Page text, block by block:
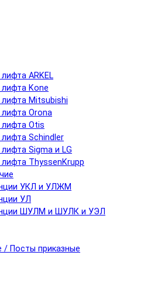
ARKEL
Kone
Mitsubishi
Orona
Otis
Schindler
Sigma и LG
ThyssenKrupp
УКЛ и УЛЖМ
УЛ
ШУЛМ и ШУЛК и УЭЛ
/ Посты приказные